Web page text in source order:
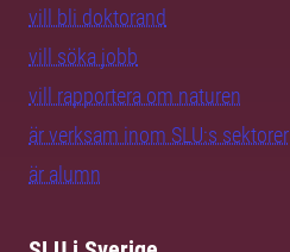
vill bli doktorand
vill söka jobb
vill rapportera om naturen
är verksam inom SLU:s sektorer
är alumn